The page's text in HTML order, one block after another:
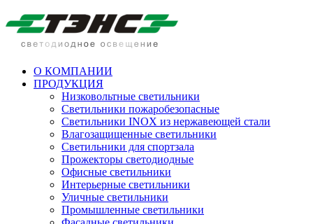
О КОМПАНИИ
ПРОДУКЦИЯ
Низковольтные светильники
Cветильники пожаробезопасные
Светильники INOX из нержавеющей стали
Влагозащищенные светильники
Светильники для спортзала
Прожекторы светодиодные
Офисные светильники
Интерьерные светильники
Уличные светильники
Промышленные светильники